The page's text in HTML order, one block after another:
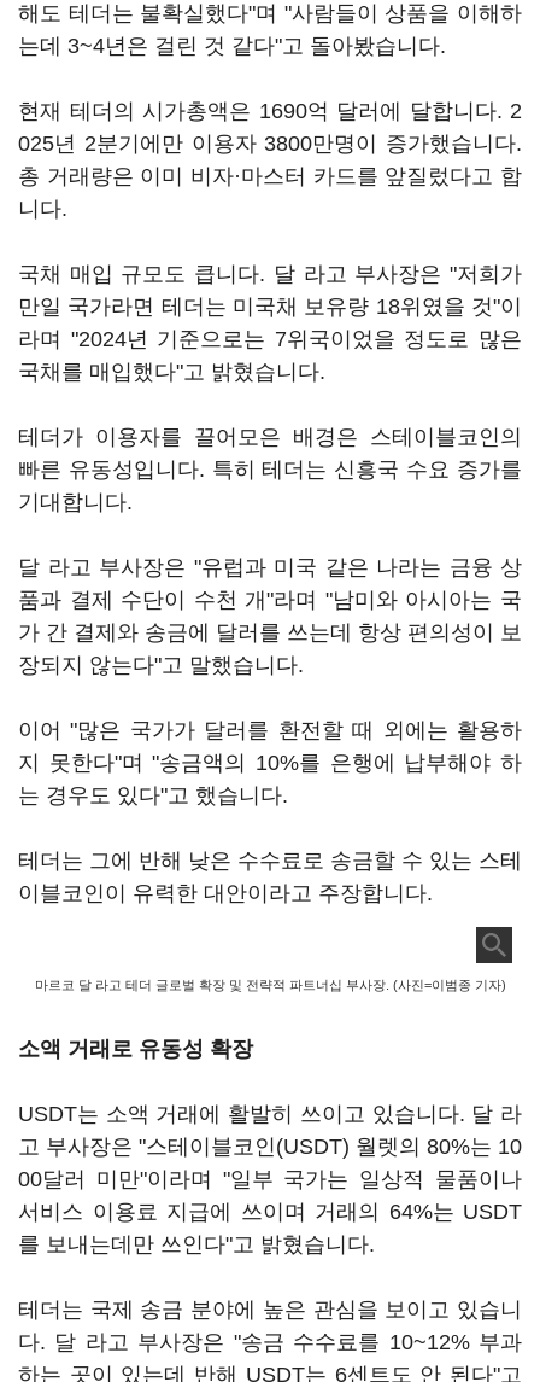
해도 테더는 불확실했다"며 "사람들이 상품을 이해하
는데 3~4년은 걸린 것 같다"고 돌아봤습니다.
현재 테더의 시가총액은 1690억 달러에 달합니다. 2
025년 2분기에만 이용자 3800만명이 증가했습니다.
총 거래량은 이미 비자·마스터 카드를 앞질렀다고 합
니다.
국채 매입 규모도 큽니다. 달 라고 부사장은 "저희가
만일 국가라면 테더는 미국채 보유량 18위였을 것"이
라며 "2024년 기준으로는 7위국이었을 정도로 많은
국채를 매입했다"고 밝혔습니다.
테더가 이용자를 끌어모은 배경은 스테이블코인의
빠른 유동성입니다. 특히 테더는 신흥국 수요 증가를
기대합니다.
달 라고 부사장은 "유럽과 미국 같은 나라는 금융 상
품과 결제 수단이 수천 개"라며 "남미와 아시아는 국
가 간 결제와 송금에 달러를 쓰는데 항상 편의성이 보
장되지 않는다"고 말했습니다.
이어 "많은 국가가 달러를 환전할 때 외에는 활용하
지 못한다"며 "송금액의 10%를 은행에 납부해야 하
는 경우도 있다"고 했습니다.
테더는 그에 반해 낮은 수수료로 송금할 수 있는 스테
이블코인이 유력한 대안이라고 주장합니다.
마르코 달 라고 테더 글로벌 확장 및 전략적 파트너십 부사장. (사진=이범종 기자)
소액 거래로 유동성 확장
USDT는 소액 거래에 활발히 쓰이고 있습니다. 달 라
고 부사장은 "스테이블코인(USDT) 월렛의 80%는 10
00달러 미만"이라며 "일부 국가는 일상적 물품이나
서비스 이용료 지급에 쓰이며 거래의 64%는 USDT
를 보내는데만 쓰인다"고 밝혔습니다.
테더는 국제 송금 분야에 높은 관심을 보이고 있습니
다. 달 라고 부사장은 "송금 수수료를 10~12% 부과
하는 곳이 있는데 반해 USDT는 6센트도 안 된다"고